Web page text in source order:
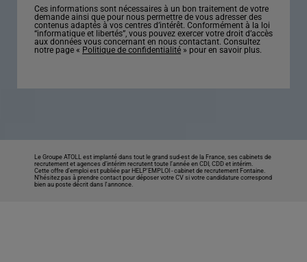
Ces informations sont nécessaires à un bon traitement de votre
demande ainsi que pour nous permettre de vous adresser des
contenus adaptés à vos centres d’intérêt. Conformément à la loi
“informatique et libertés”, vous pouvez exercer votre droit d’accès
aux données vous concernant en nous contactant. Consultez
notre page « Politique de confidentialité » pour en savoir plus.
Le Groupe ATOLL est implanté dans tout le grand sud-est de la France, ses cabinets de
recrutement et agences d’intérim recrutent toute l’année en CDI, CDD et intérim.
Cette offre d’emploi est publiée par HELP'EMPLOI -cabinet de recrutement Fontaine.
N’hésitez pas à prendre contact pour déposer votre CV si votre candidature correspond
bien au poste décrit dans l'annonce.